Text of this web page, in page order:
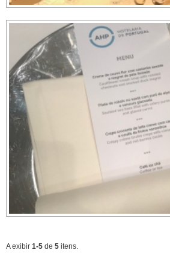
A exibir 1-5 de 5 itens.